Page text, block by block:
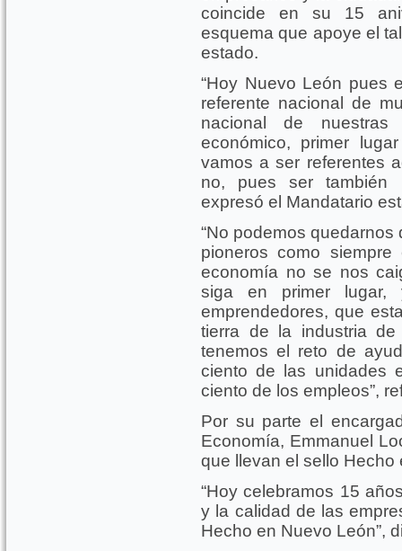
coincide en su 15
esquema que apoye el
estado.
“Hoy Nuevo León pues
referente nacional de
nacional de nuestras
económico, primer
vamos a ser referentes
no, pues ser también
expresó el Mandatario
“No podemos
pioneros como
economía no se nos
siga en primer
emprendedores, que
tierra de la industria
tenemos el reto de
ciento de las unidades
ciento de los empleos”,
Por su parte el
Economía, Emmanuel
que llevan el sello Hecho
“Hoy celebramos 15
y la calidad de las
Hecho en Nuevo León”,